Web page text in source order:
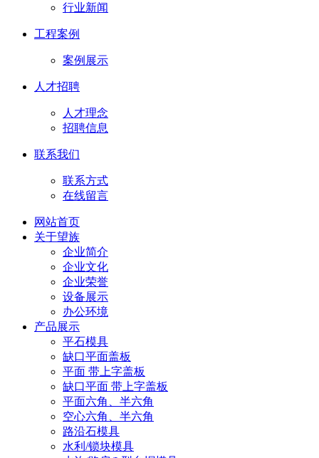
行业新闻
工程案例
案例展示
人才招聘
人才理念
招聘信息
联系我们
联系方式
在线留言
网站首页
关于望族
企业简介
企业文化
企业荣誉
设备展示
办公环境
产品展示
平石模具
缺口平面盖板
平面 带上字盖板
缺口平面 带上字盖板
平面六角、半六角
空心六角、半六角
路沿石模具
水利/锁块模具